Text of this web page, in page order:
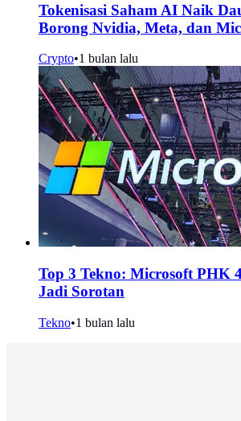
Tokenisasi Saham AI Naik
Borong Nvidia, Meta, dan
Crypto•1 bulan lalu
Top 3 Tekno: Microsoft PHK
Jadi Sorotan
Tekno•1 bulan lalu